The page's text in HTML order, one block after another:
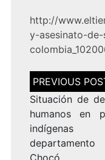
http://
y-asesinato-
Navegación
de
entradas
Situación de
humanos en